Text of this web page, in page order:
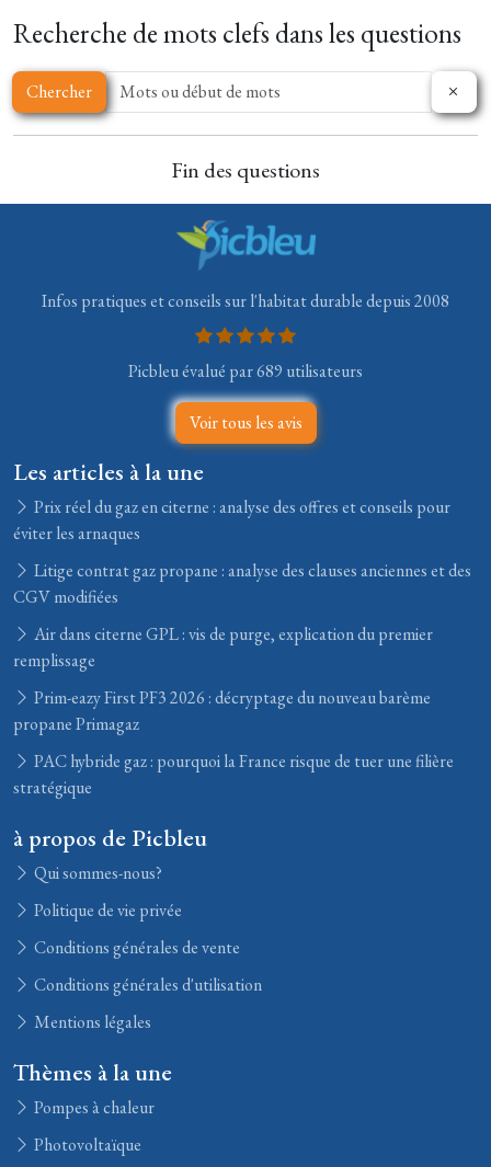
Recherche de mots clefs dans les questions
Chercher
Fin des questions
Infos pratiques et conseils sur l'habitat durable depuis 2008
Picbleu évalué par 689 utilisateurs
Voir tous les avis
Les articles à la une
Prix réel du gaz en citerne : analyse des offres et conseils pour
éviter les arnaques
Litige contrat gaz propane : analyse des clauses anciennes et des
CGV modifiées
Air dans citerne GPL : vis de purge, explication du premier
remplissage
Prim-eazy First PF3 2026 : décryptage du nouveau barème
propane Primagaz
PAC hybride gaz : pourquoi la France risque de tuer une filière
stratégique
à propos de Picbleu
Qui sommes-nous?
Politique de vie privée
Conditions générales de vente
Conditions générales d'utilisation
Mentions légales
Thèmes à la une
Pompes à chaleur
Photovoltaïque